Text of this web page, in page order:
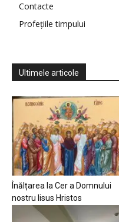
Contacte
Profețiile timpului
Ultimele articole
Înălțarea la Cer a Domnului
nostru Iisus Hristos